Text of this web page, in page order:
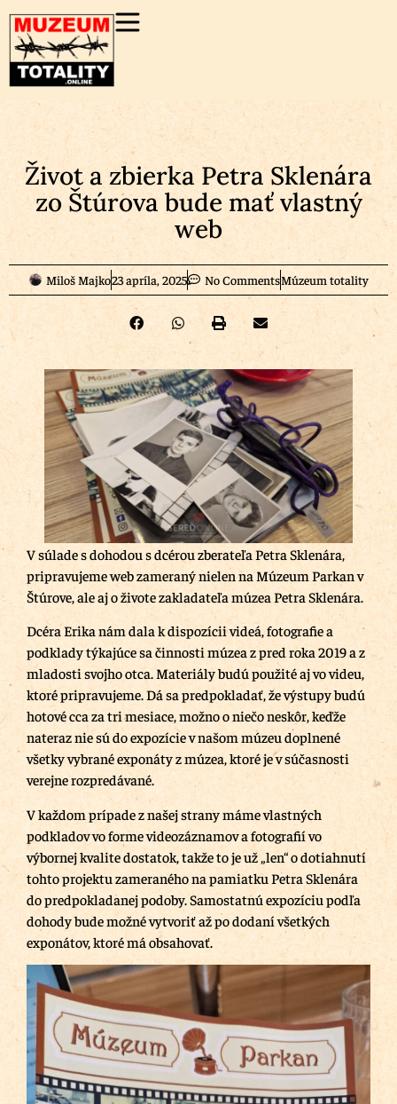
Život a zbierka Petra Sklenára
zo Štúrova bude mať vlastný
web
Miloš Majko23 apríla, 2025 No CommentsMúzeum totality
V súlade s dohodou s dcérou zberateľa Petra Sklenára,
pripravujeme web zameraný nielen na Múzeum Parkan v
Štúrove, ale aj o živote zakladateľa múzea Petra Sklenára.
Dcéra Erika nám dala k dispozícii videá, fotografie a
podklady týkajúce sa činnosti múzea z pred roka 2019 a z
mladosti svojho otca. Materiály budú použité aj vo videu,
ktoré pripravujeme. Dá sa predpokladať, že výstupy budú
hotové cca za tri mesiace, možno o niečo neskôr, keďže
nateraz nie sú do expozície v našom múzeu doplnené
všetky vybrané exponáty z múzea, ktoré je v súčasnosti
verejne rozpredávané.
V každom prípade z našej strany máme vlastných
podkladov vo forme videozáznamov a fotografií vo
výbornej kvalite dostatok, takže to je už „len“ o dotiahnutí
tohto projektu zameraného na pamiatku Petra Sklenára
do predpokladanej podoby. Samostatnú expozíciu podľa
dohody bude možné vytvoriť až po dodaní všetkých
exponátov, ktoré má obsahovať.